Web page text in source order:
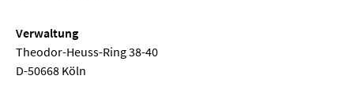
Verwaltung
Theodor-Heuss-Ring 38-40
D-50668 Köln